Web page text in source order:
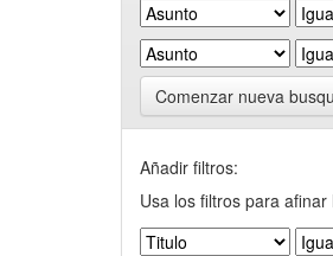
Comenzar nueva
Añadir filtros:
Usa los filtros para afinar